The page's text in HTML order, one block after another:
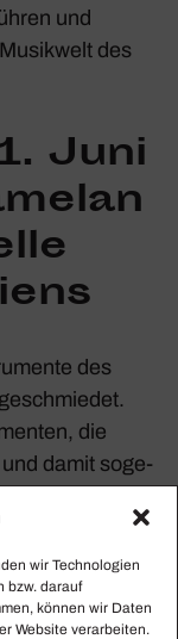
wir Technologien
bzw. darauf
können wir Daten
Website verarbeiten.
und
des
Juni
des
die
und damit soge­
Klang­welt
auch euro­päi­
Impres­sio­